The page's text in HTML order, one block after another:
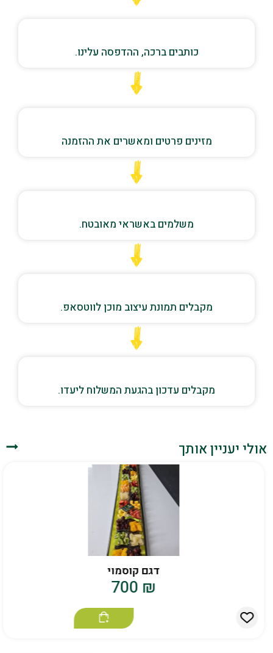
כותבים ברכה, ההדפסה עלינו.
מזינים פרטים ומאשרים את ההזמנה
משלמים באשראי מאובטח.
מקבלים תמונת עיצוב מוכן לווטסאפ.
מקבלים עדכון בהגעת המשלוח ליעדו.
אולי יעניין אותך
דגם קוסמוי
700₪